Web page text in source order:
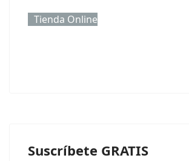
Tienda Online
Suscríbete GRATIS